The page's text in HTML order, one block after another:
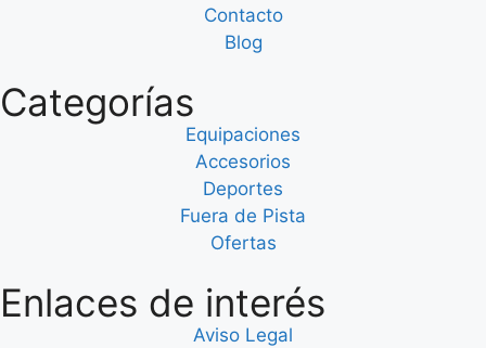
Contacto
Blog
Categorías
Equipaciones
Accesorios
Deportes
Fuera de Pista
Ofertas
Enlaces de interés
Aviso Legal